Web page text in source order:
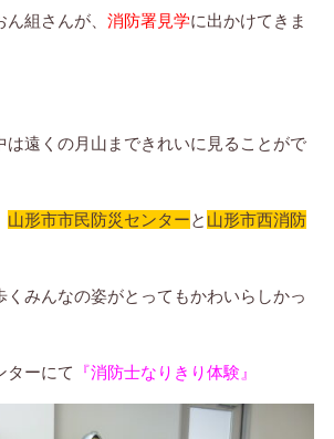
組さんが、 消防署見学に出かけてきま
は遠くの月山まできれいに見ることがで
山形市市民防災センターと 山形市西消防
くみんなの姿がとってもかわいらしかっ
ターにて 『消防士なりきり体験』